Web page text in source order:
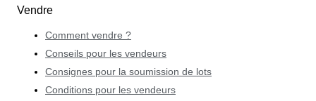
Vendre
Comment vendre ?
Conseils pour les vendeurs
Consignes pour la soumission de lots
Conditions pour les vendeurs